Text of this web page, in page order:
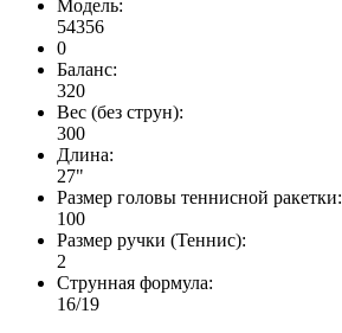
Модель:
54356
0
Баланс:
320
Вес (без струн):
300
Длина:
27"
Размер головы теннисной ракетки:
100
Размер ручки (Теннис):
2
Струнная формула:
16/19